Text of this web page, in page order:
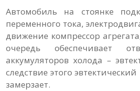
Автомобиль на стоянке
переменного тока,
движение компрессор
очередь обеспечивает
аккумуляторов холода –
следствие этого
замерзает.